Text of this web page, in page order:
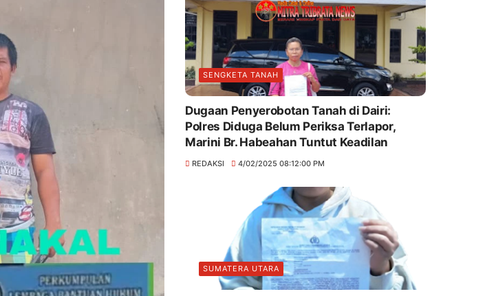
SENGKETA TANAH
Dugaan Penyerobotan Tanah di Dairi:
Polres Diduga Belum Periksa Terlapor,
Marini Br. Habeahan Tuntut Keadilan
REDAKSI 4/02/2025 08:12:00 PM
SUMATERA UTARA